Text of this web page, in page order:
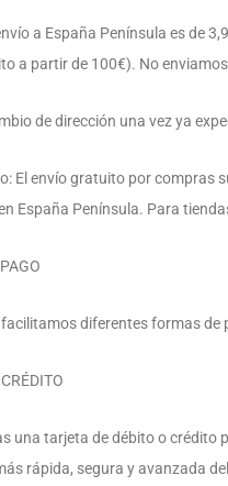
a España Península es de
a partir de 100€). No
de dirección una vez ya
El envío gratuito por compras
España Península. Para
facilitamos diferentes formas
una tarjeta de débito o crédito
rápida, segura y avanzada